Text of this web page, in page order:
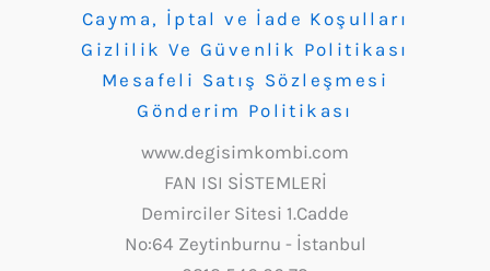
Cayma, İptal ve İade Koşulları
Gizlilik Ve Güvenlik Politikası
Mesafeli Satış Sözleşmesi
Gönderim Politikası
www.degisimkombi.com
FAN ISI SİSTEMLERİ
Demirciler Sitesi 1.Cadde
No:64 Zeytinburnu - İstanbul